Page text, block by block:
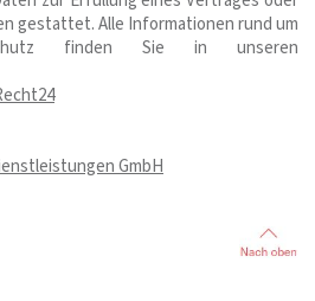
gestattet. Alle Informationen rund um
finden Sie in unseren
GmbH